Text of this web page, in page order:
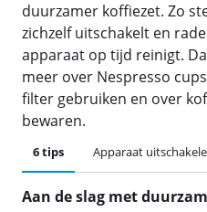
duurzamer koffiezet. Zo
zichzelf uitschakelt en
apparaat op tijd reinigt.
meer over Nespresso
filter gebruiken en over
bewaren.
6 tips Apparaat
Aan de slag met